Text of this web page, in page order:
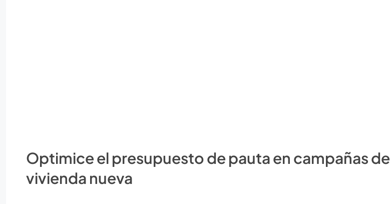
Optimice el presupuesto de pauta en campañas de
vivienda nueva